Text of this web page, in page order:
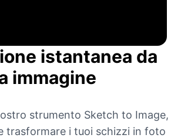
istantanea da
immagine
strumento Sketch to Image,
trasformare i tuoi schizzi in foto